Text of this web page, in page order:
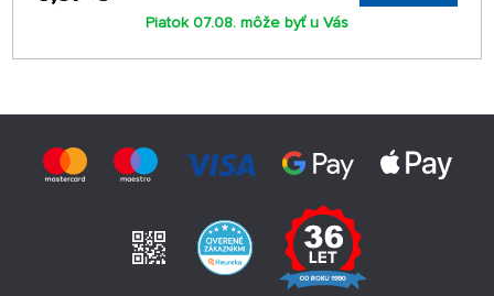
Piatok 07.08. môže byť u Vás